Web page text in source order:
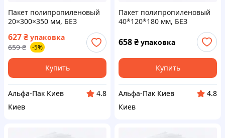
Пакет полипропиленовый
20×300×350 мм, БЕЗ
627₴ упаковка
659 ₴ -5%
Купить
Альфа-Пак Киев
4.8
Киев
Пакет полипропиленовый
40*120*180 мм, БЕЗ
658₴ упаковка
Купить
Альфа-Пак Киев
4.8
Киев